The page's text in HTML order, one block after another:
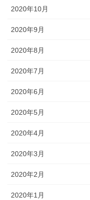
2020年10月
2020年9月
2020年8月
2020年7月
2020年6月
2020年5月
2020年4月
2020年3月
2020年2月
2020年1月